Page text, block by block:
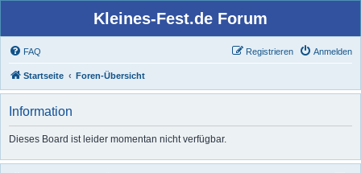
Kleines-Fest.de Forum
FAQ Anmelden
Registrieren
Startseite Foren-Übersicht
Information
Dieses Board ist leider momentan nicht verfügbar.